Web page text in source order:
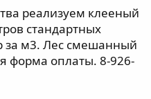
реализуем клееный
стандартных
за м3. Лес смешанный
форма оплаты. 8-926-